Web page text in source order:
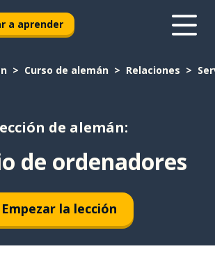
a aprender
Curso de alemán Relaciones
de alemán:
de ordenadores
Empezar la lección